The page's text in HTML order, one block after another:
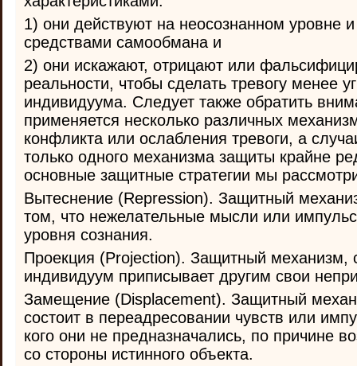
1) они действуют на неосознанном уровне
средствами самообмана и
2) они искажают, отрицают или
реальности, чтобы сделать тревогу менее
индивидуума. Следует также обратить
применяется несколько различных
конфликта или ослабления тревоги, а
только одного механизма защиты крайне
основные защитные стратегии мы
Вытеснение (Repression). Защитный
том, что нежелательные мысли или
уровня сознания.
Проекция (Projection). Защитный механизм,
индивидуум приписывает другим свои
Замещение (Displacement). Защитный
состоит в переадресовании чувств или
кого они не предназначались, по причине
со стороны истинного объекта.